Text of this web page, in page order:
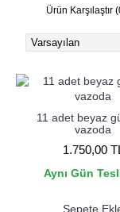
Ürün Karşılaştır
11 adet beyaz
vazoda
1.750,00
Aynı Gün
Sepete